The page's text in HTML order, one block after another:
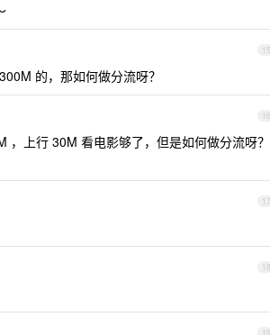
15
的，那如何做分流呀？
16
上行 30M 看电影够了，但是如何做分流呀？
17
18